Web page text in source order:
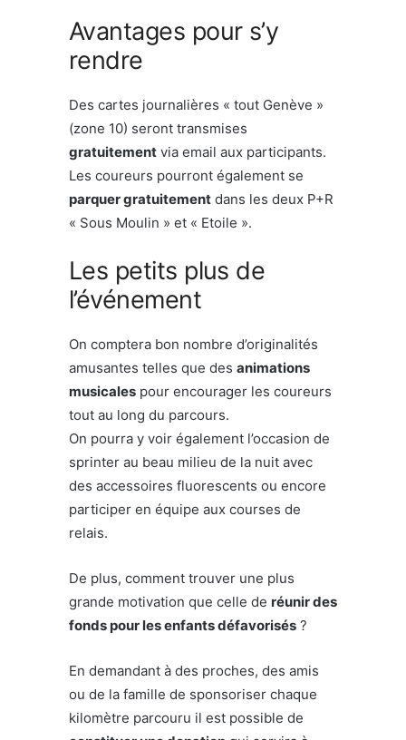
Avantages pour s’y
rendre
Des cartes journalières « tout Genève »
(zone 10) seront transmises
gratuitement via email aux participants.
Les coureurs pourront également se
parquer gratuitement dans les deux P+R
« Sous Moulin » et « Etoile ».
Les petits plus de
l’événement
On comptera bon nombre d’originalités
amusantes telles que des animations
musicales pour encourager les coureurs
tout au long du parcours.
On pourra y voir également l’occasion de
sprinter au beau milieu de la nuit avec
des accessoires fluorescents ou encore
participer en équipe aux courses de
relais.
De plus, comment trouver une plus
grande motivation que celle de réunir des
fonds pour les enfants défavorisés ?
En demandant à des proches, des amis
ou de la famille de sponsoriser chaque
kilomètre parcouru il est possible de